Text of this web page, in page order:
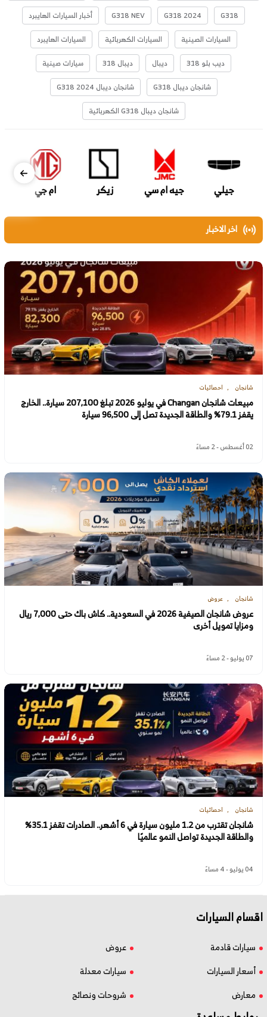
G318
G318 2024
G318 NEV
أخبار السيارات الهايبرد
السيارات الصينية
السيارات الكهربائية
السيارات الهايبرد
ديب بلو 318
ديبال ديبال 318
سيارات صينية
شانجان ديبال G318
شانجان ديبال G318 2024
شانجان ديبال G318 الكهربائية
جيلي جيه ام سي زيكر ام جي
اخر الاخبار
شانجان احصائيات
مبيعات شانجان Changan في يوليو 2026 تبلغ 207,100 سيارة.. الخارج
يقفز 79.1% والطاقة الجديدة تصل إلى 96,500 سيارة
02 أغسطس - 2 مساءً
شانجان عروض
عروض شانجان الصيفية 2026 في السعودية.. كاش باك حتى 7,000 ريال
ومزايا تمويل أخرى
07 يوليو - 2 مساءً
شانجان احصائيات
شانجان تقترب من 1.2 مليون سيارة في 6 أشهر.. الصادرات تقفز 35.1%
والطاقة الجديدة تواصل النمو عالميًا
04 يوليو - 4 مساءً
اقسام السيارات
سيارات قادمة
عروض
أسعار السيارات
سيارات معدلة
معارض
شروحات ونصائح